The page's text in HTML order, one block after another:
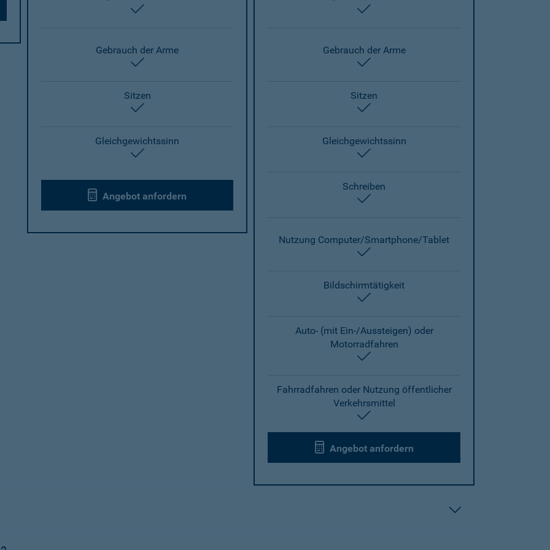
enthalten
Gebrauch der Arme
enthalten
Gebrauch der Arme
Sitzen
enthalten
Sitzen
Gleichgewichtssinn
enthalten
Gleichgewichtssinn
Angebot anfordern
Schreiben
Nutzung Computer/Smartphone/Tablet
Bildschirmtätigkeit
Auto- (mit Ein-/Aussteigen) oder
Motorradfahren
Fahrradfahren oder Nutzung öffentlicher
Verkehrsmittel
Angebot anfordern